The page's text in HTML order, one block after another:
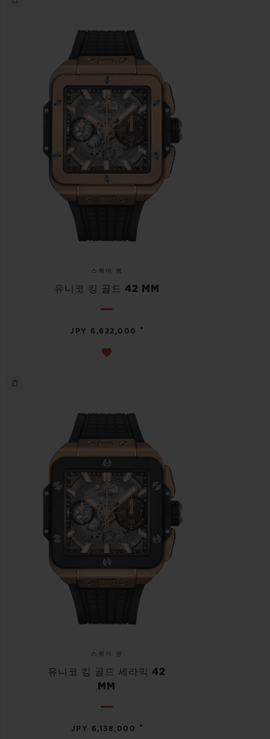
스퀘어 뱅
유니코 킹 골드 42 MM
JPY 6,622,000 •
스퀘어 뱅
유니코 킹 골드 세라믹 42
MM
JPY 6,138,000 •